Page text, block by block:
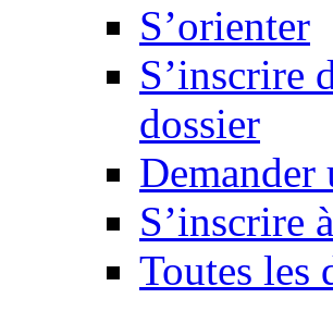
S’orienter
S’inscrire
dossier
Demander
S’inscrire
Toutes les